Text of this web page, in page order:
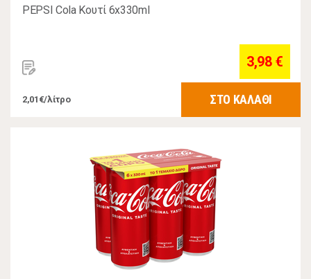
PEPSI Cola Κουτί 6x330ml
3,98 €
2,01€/λίτρο ΣΤΟ ΚΑΛΑΘΙ